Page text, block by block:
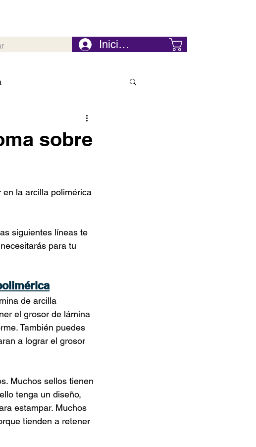
Iniciar Sesión Carrito
sobre
en la arcilla polimérica
siguientes líneas te
para tu
de arcilla
el grosor de lámina
También puedes
a lograr el grosor
Muchos sellos tienen
tenga un diseño,
estampar. Muchos
tienden a retener